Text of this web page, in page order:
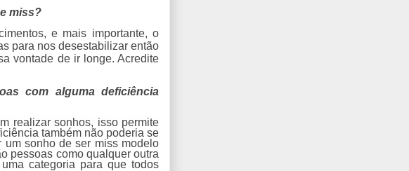
miss?
e mais importante, o
para nos desestabilizar então
vontade de ir longe. Acredite
com alguma deficiência
realizar sonhos, isso permite
também não poderia se
sonho de ser miss modelo
pessoas como qualquer outra
categoria para que todos